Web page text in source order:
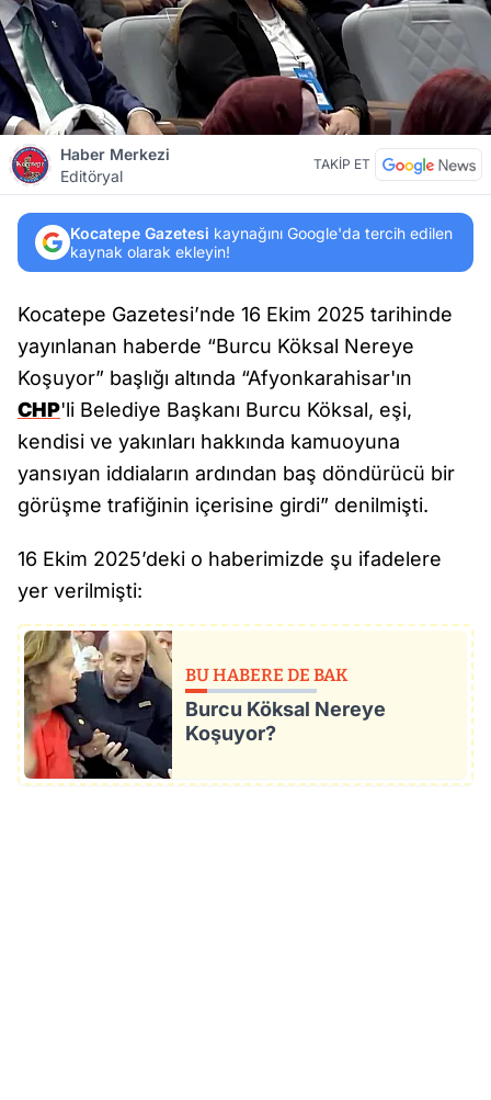
Haber Merkezi
Editöryal
TAKİP ET
Kocatepe Gazetesi kaynağını Google'da tercih edilen
kaynak olarak ekleyin!
Kocatepe Gazetesi’nde 16 Ekim 2025 tarihinde
yayınlanan haberde “Burcu Köksal Nereye
Koşuyor” başlığı altında “Afyonkarahisar'ın
CHP'li Belediye Başkanı Burcu Köksal, eşi,
kendisi ve yakınları hakkında kamuoyuna
yansıyan iddiaların ardından baş döndürücü bir
görüşme trafiğinin içerisine girdi” denilmişti.
16 Ekim 2025’deki o haberimizde şu ifadelere
yer verilmişti:
BU HABERE DE BAK
Burcu Köksal Nereye
Koşuyor?